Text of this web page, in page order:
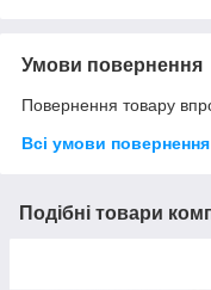
Умови повернення
Повернення товару
Всі умови повернення
Подібні товари